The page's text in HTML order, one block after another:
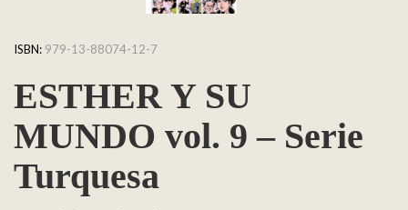
ISBN: 979-13-88074-12-7
ESTHER Y SU
MUNDO vol. 9 – Serie
Turquesa